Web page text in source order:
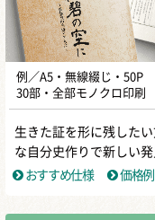
例／A5・無線綴じ・50P
30部・全部モノクロ印刷
生きた証を形に残した
な自分史作りで新しい発
おすすめ仕様
価格例